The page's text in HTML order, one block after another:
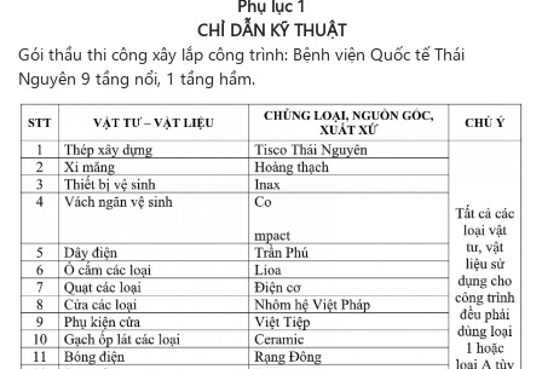
Phụ lục 1
CHỈ DẪN KỸ THUẬT
Gói thầu thi công xây lắp công trình: Bệnh viện Quốc tế Thái
Nguyên 9 tầng nổi, 1 tầng hầm.